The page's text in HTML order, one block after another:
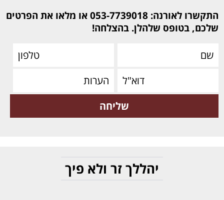
התקשרו לאורנה: 053-7739018 או מלאו את הפרטים
שלכם, בטופס שלהלן. בהצלחה!
יהללך זר ולא פיך